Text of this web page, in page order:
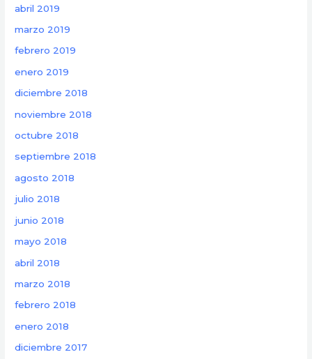
abril 2019
marzo 2019
febrero 2019
enero 2019
diciembre 2018
noviembre 2018
octubre 2018
septiembre 2018
agosto 2018
julio 2018
junio 2018
mayo 2018
abril 2018
marzo 2018
febrero 2018
enero 2018
diciembre 2017